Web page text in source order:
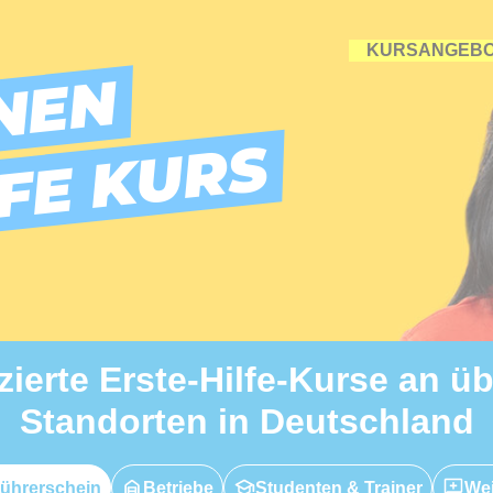
KURS
Erste-Hilfe-Kurse an
Standorten in Deutschland
Betriebe Studenten & Trainer